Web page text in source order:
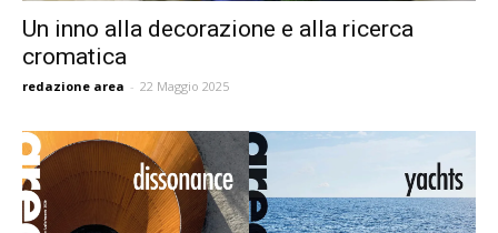
Un inno alla decorazione e alla ricerca
cromatica
redazione area - 22 Maggio 2025